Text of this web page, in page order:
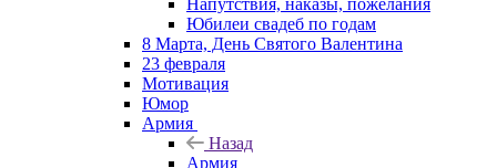
Напутствия, наказы, пожелания
Юбилеи свадеб по годам
8 Марта, День Святого Валентина
23 февраля
Мотивация
Юмор
Армия
Назад
Армия